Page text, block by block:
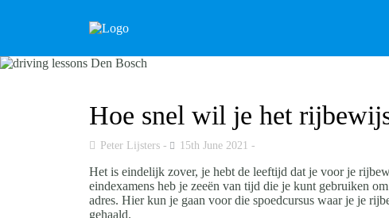
Hoe snel wil je het
Peter Lijsters 15th June 2021
Het is eindelijk zover, je hebt de leeftijd dat je voor je
eindexamens heb je zeeën van tijd die je kunt gebruiken
adres. Hier kun je gaan voor die spoedcursus waar je je
gehaald.